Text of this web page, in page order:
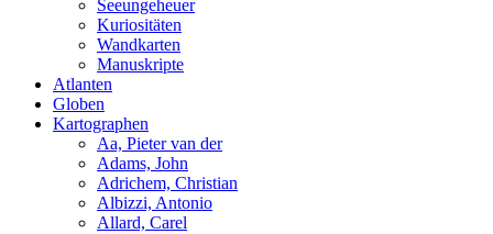
Seeungeheuer
Kuriositäten
Wandkarten
Manuskripte
Atlanten
Globen
Kartographen
Aa, Pieter van der
Adams, John
Adrichem, Christian
Albizzi, Antonio
Allard, Carel